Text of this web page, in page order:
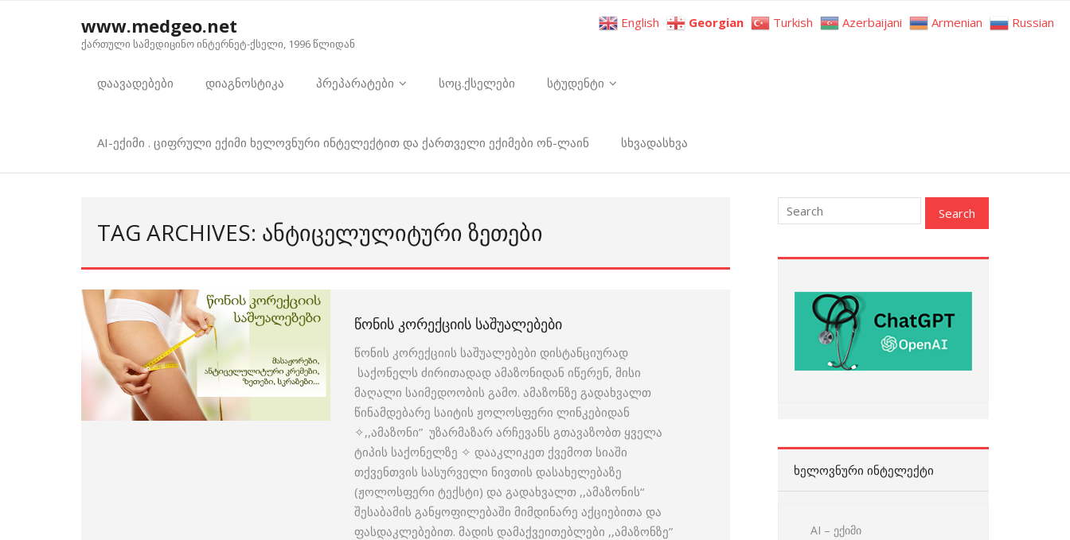
www.medgeo.net
ქართული სამედიცინო ინტერნეტ-ქსელი, 1996 წლიდან
დაავადებები დიაგნოსტიკა პრეპარატები სოც.ქსელები სტუდენტი
AI-ექიმი . ციფრული ექიმი ხელოვნური ინტელექტით და ქართველი ექიმები ონ-ლაინ სხვადასხვა
TAG ARCHIVES: ᲐᲜᲢᲘᲪᲔᲚᲣᲚᲘᲢᲣᲠᲘ ᲖᲔᲗᲔᲑᲘ
ᲬᲝᲜᲘᲡ ᲙᲝᲠᲔᲥᲪᲘᲘᲡ ᲡᲐᲨᲣᲐᲚᲔᲑᲔᲑᲘ
წონის კორექციის საშუალებები დისტანციურად
საქონელს ძირითადად ამაზონიდან იწერენ, მისი
მაღალი საიმედოობის გამო. ამაზონზე გადახვალთ
წინამდებარე საიტის ჟოლოსფერი ლინკებიდან
✧,,ამაზონი” უზარმაზარ არჩევანს გთავაზობთ ყველა
ტიპის საქონელზე ✧ დააკლიკეთ ქვემოთ სიაში
თქვენთვის სასურველი ნივთის დასახელებაზე
(ჟოლოსფერი ტექსტი) და გადახვალთ ,,ამაზონის“
შესაბამის განყოფილებაში მიმდინარე აქციებითა და
ფასდაკლებებით. მადის დამაქვეითებლები ,,ამაზონზე”
ᲮᲔᲚᲝᲕᲜᲣᲠᲘ ᲘᲜᲢᲔᲚᲔᲥᲢᲘ
AI – ექიმი
English Georgian Turkish Azerbaijani Armenian Russian